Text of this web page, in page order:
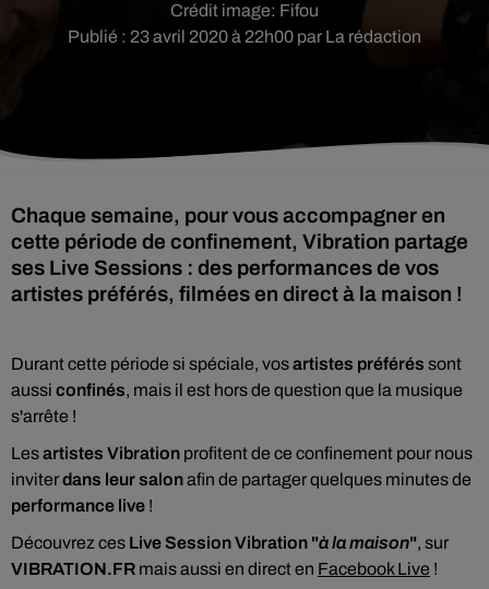
Publié : 23 avril 2020 à 22h00 par La rédaction
Crédit image: Fifou
Chaque semaine, pour vous accompagner en
cette période de confinement, Vibration partage
ses Live Sessions : des performances de vos
artistes préférés, filmées en direct à la maison !
Durant cette période si spéciale, vosartistes préférés sont
aussi confinés, mais il est hors de question que la musique
s'arrête !
Lesartistes Vibration profitent de ce confinement pour nous
inviterdans leur salonafin de partager quelques minutes de
performance live !
Découvrez ces Live Session Vibration "à la maison", sur
VIBRATION.FR mais aussi en direct en Facebook Live !